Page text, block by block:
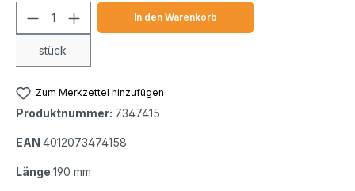
Produkt Anzahl: Gib den
stück
In den Warenkorb
Zum Merkzettel hinzufügen
Produktnummer: 7347415
EAN 4012073474158
Länge 190 mm